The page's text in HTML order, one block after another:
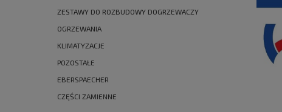
ZESTAWY DO ROZBUDOWY DOGRZEWACZY
OGRZEWANIA
KLIMATYZACJE
POZOSTAŁE
EBERSPAECHER
CZĘŚCI ZAMIENNE